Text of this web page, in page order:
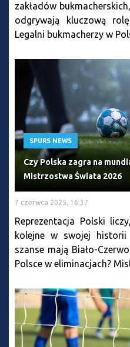
zakładów
odgrywają kluczową
Legalni bukmacherzy w
SPURS NEWS
Czy Polska zagra na
Mistrzostwa Świata 2026
7 czerwca 2025, 16:37
Reprezentacja Polski
kolejne w swojej
szanse mają Biało-
Polsce w eliminacjach?